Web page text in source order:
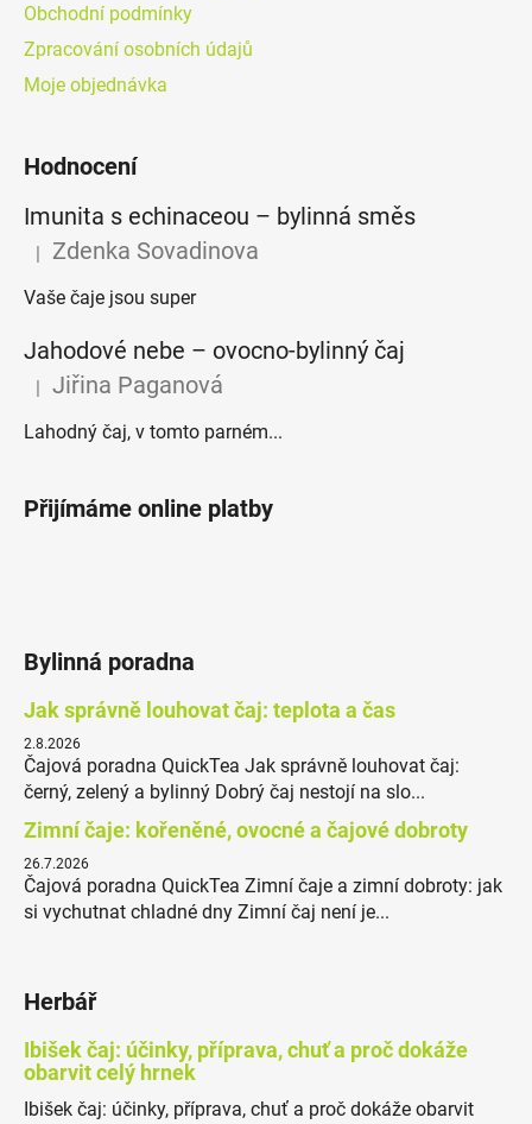
Obchodní podmínky
Zpracování osobních údajů
Moje objednávka
Hodnocení
Imunita s echinaceou – bylinná směs
Hodnocení produktu je 5 z 5 hvězdiček.
Zdenka Sovadinova
Vaše čaje jsou super
Jahodové nebe – ovocno-bylinný čaj
Hodnocení produktu je 5 z 5 hvězdiček.
Jiřina Paganová
Lahodný čaj, v tomto parném...
Přijímáme online platby
Bylinná poradna
Jak správně louhovat čaj: teplota a čas
2.8.2026
Čajová poradna QuickTea Jak správně louhovat čaj:
černý, zelený a bylinný Dobrý čaj nestojí na slo...
Zimní čaje: kořeněné, ovocné a čajové dobroty
26.7.2026
Čajová poradna QuickTea Zimní čaje a zimní dobroty: jak
si vychutnat chladné dny Zimní čaj není je...
Herbář
Ibišek čaj: účinky, příprava, chuť a proč dokáže
obarvit celý hrnek
Ibišek čaj: účinky, příprava, chuť a proč dokáže obarvit